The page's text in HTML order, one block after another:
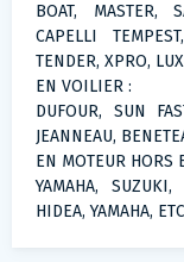
BOAT, MASTER,
CAPELLI
TENDER, XPRO,
EN VOILIER :
DUFOUR, SUN
JEANNEAU,
EN MOTEUR HORS
YAMAHA, SUZUKI,
HIDEA, YAMAHA,